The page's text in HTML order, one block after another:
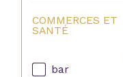
COMMERCES ET
SANTÉ
bar